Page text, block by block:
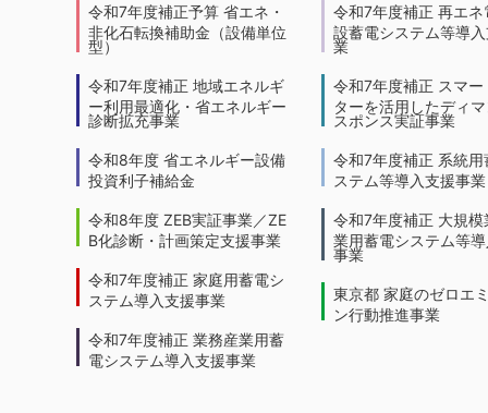
令和7年度補正予算 省エネ・
非化石転換補助金（設備単位
型）
令和7年度補正 地域エネルギ
ー利用最適化・省エネルギー
診断拡充事業
令和8年度 省エネルギー設備
投資利子補給金
令和8年度 ZEB実証事業／ZE
B化診断・計画策定支援事業
令和7年度補正 家庭用蓄電シ
ステム導入支援事業
令和7年度補正 業務産業用蓄
電システム導入支援事業
令和7年度補正 再エネ
設蓄電システム等導
業
令和7年度補正 スマー
ターを活用したディ
スポンス実証事業
令和7年度補正 系統用
ステム等導入支援事業
令和7年度補正 大規模
業用蓄電システム等
事業
東京都 家庭のゼロエ
ン行動推進事業